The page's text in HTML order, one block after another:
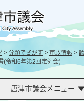
> 分類でさがす > 市政情報 >
(令和6年第2回定例会)
唐津市議会メニュー